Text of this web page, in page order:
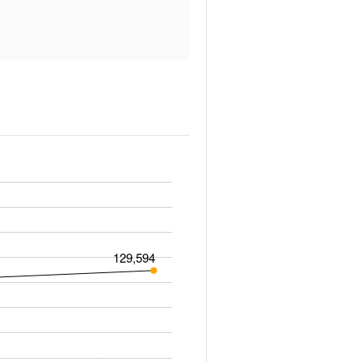
129,594